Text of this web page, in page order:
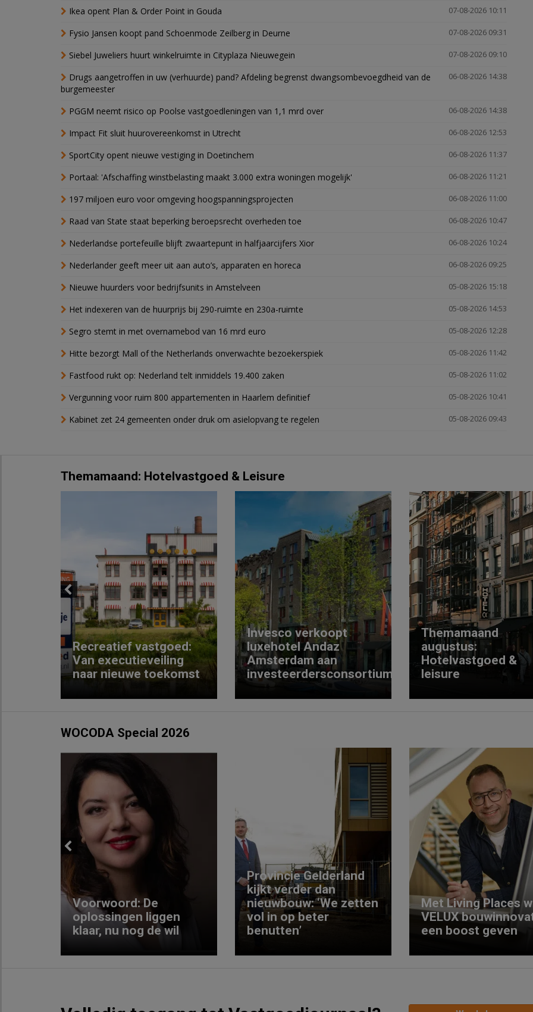
07-08-2026 10:11
Ikea opent Plan & Order Point in Gouda
07-08-2026 09:31
Fysio Jansen koopt pand Schoenmode Zeilberg in Deurne
07-08-2026 09:10
Siebel Juweliers huurt winkelruimte in Cityplaza Nieuwegein
06-08-2026 14:38
Drugs aangetroffen in uw (verhuurde) pand? Afdeling begrenst dwangsombevoegdheid van de
burgemeester
06-08-2026 14:38
PGGM neemt risico op Poolse vastgoedleningen van 1,1 mrd over
06-08-2026 12:53
Impact Fit sluit huurovereenkomst in Utrecht
06-08-2026 11:37
SportCity opent nieuwe vestiging in Doetinchem
06-08-2026 11:21
Portaal: 'Afschaffing winstbelasting maakt 3.000 extra woningen mogelijk'
06-08-2026 11:00
197 miljoen euro voor omgeving hoogspanningsprojecten
06-08-2026 10:47
Raad van State staat beperking beroepsrecht overheden toe
06-08-2026 10:24
Nederlandse portefeuille blijft zwaartepunt in halfjaarcijfers Xior
06-08-2026 09:25
Nederlander geeft meer uit aan auto’s, apparaten en horeca
05-08-2026 15:18
Nieuwe huurders voor bedrijfsunits in Amstelveen
05-08-2026 14:53
Het indexeren van de huurprijs bij 290-ruimte en 230a-ruimte
05-08-2026 12:28
Segro stemt in met overnamebod van 16 mrd euro
05-08-2026 11:42
Hitte bezorgt Mall of the Netherlands onverwachte bezoekerspiek
05-08-2026 11:02
Fastfood rukt op: Nederland telt inmiddels 19.400 zaken
05-08-2026 10:41
Vergunning voor ruim 800 appartementen in Haarlem definitief
05-08-2026 09:43
Kabinet zet 24 gemeenten onder druk om asielopvang te regelen
Themamaand: Hotelvastgoed & Leisure
Previous
Recreatief vastgoed:
Van executieveiling
naar nieuwe toekomst
Invesco verkoopt
luxehotel Andaz
Amsterdam aan
investeerdersconsortium
Themamaand
augustus:
Hotelvastgoed &
leisure
WOCODA Special 2026
Previous
Voorwoord: De
oplossingen liggen
klaar, nu nog de wil
Provincie Gelderland
kijkt verder dan
nieuwbouw: ‘We zetten
vol in op beter
benutten’
Met Living Places
VELUX
een boost geven